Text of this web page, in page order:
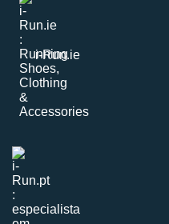
i-Run.ie